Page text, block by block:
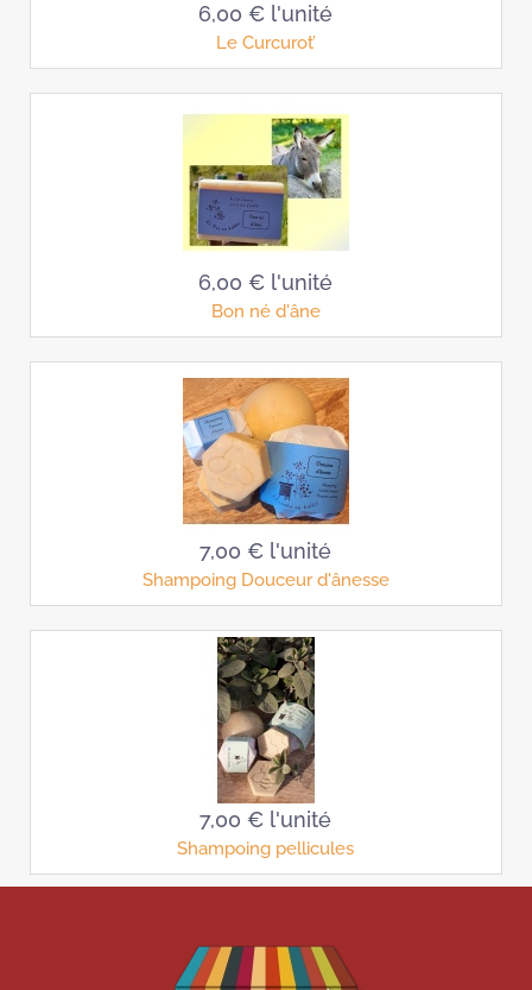
6,00 € l'unité
Le Curcurot’
6,00 € l'unité
Bon né d'âne
7,00 € l'unité
Shampoing Douceur d'ânesse
7,00 € l'unité
Shampoing pellicules